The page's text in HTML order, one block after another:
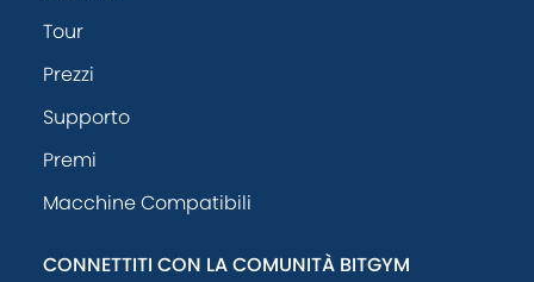
Tour
Prezzi
Supporto
Premi
Macchine Compatibili
CONNETTITI CON LA COMUNITÀ BITGYM